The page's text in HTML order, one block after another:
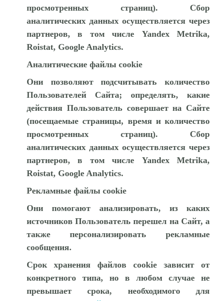
просмотренных страниц). Сбор
аналитических данных осуществляется через
партнеров, в том числе Yandex Metrika,
Roistat, Google Analytics.
Аналитические файлы cookie
Они позволяют подсчитывать количество
Пользователей Сайта; определять, какие
действия Пользователь совершает на Сайте
(посещаемые страницы, время и количество
просмотренных страниц). Сбор
аналитических данных осуществляется через
партнеров, в том числе Yandex Metrika,
Roistat, Google Analytics.
Рекламные файлы cookie
Они помогают анализировать, из каких
источников Пользователь перешел на Сайт, а
также персонализировать рекламные
сообщения.
Срок хранения файлов cookie зависит от
конкретного типа, но в любом случае не
превышает срока, необходимого для